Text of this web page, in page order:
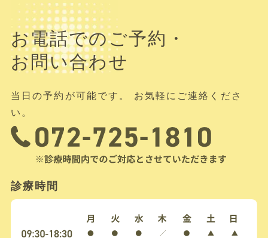
お電話でのご予約・
お問い合わせ
当日の予約が可能です。 お気軽にご連絡くださ
い。
診療時間